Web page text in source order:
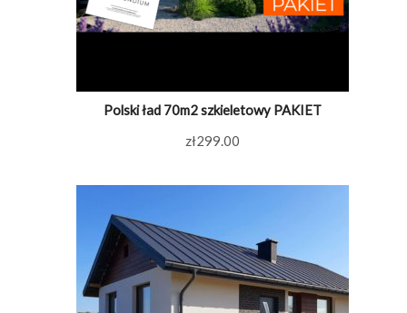
Polski ład 70m2 szkieletowy PAKIET
zł299.00